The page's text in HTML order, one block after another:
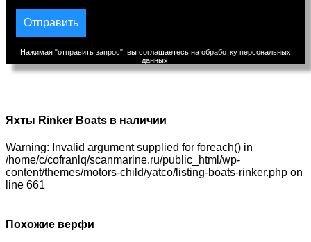
Нажимая "отправить запрос", вы соглашаетесь на обработку персональных
данных.
Яхты Rinker Boats в наличии
Warning: Invalid argument supplied for foreach() in
/home/c/cofranlq/scanmarine.ru/public_html/wp-
content/themes/motors-child/yatco/listing-boats-rinker.php on
line 661
Похожие верфи